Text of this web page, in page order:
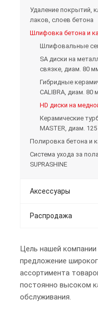
Удаление покрытий,
лаков, слоев бетона
Шлифовка бетона и
Шлифовальные
SA диски на
связке, диам. 80
Гибридные
CALIBRA, диам. 80
HD диски на
Керамические
MASTER, диам.
Полировка бетона и
Система ухода за
SUPRASHINE
Аксессуары
Распродажа
Цель нашей
предложение
ассортимента
постоянно высоком
обслуживания.